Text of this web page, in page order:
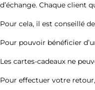
d’échange. Chaque client
Pour cela, il est conseillé
Pour pouvoir bénéficier
Les cartes-cadeaux ne
Pour effectuer votre